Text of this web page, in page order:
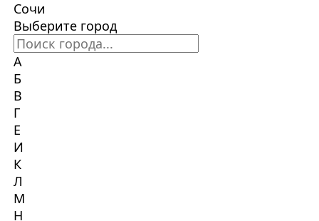
Сочи
Выберите город
А
Б
В
Г
Е
И
К
Л
М
Н